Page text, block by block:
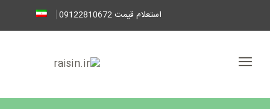
استعلام قیمت 09122810672